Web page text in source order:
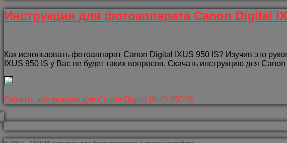
Инструкция для фотоаппарата Canon Digital
Как использовать фотоаппарат Canon Digital IXUS 950 IS? Изучив это
IXUS 950 IS у Вас не будет таких вопросов. Скачать инструкцию для
Скачать инструкцию для Canon Digital IXUS 950 IS